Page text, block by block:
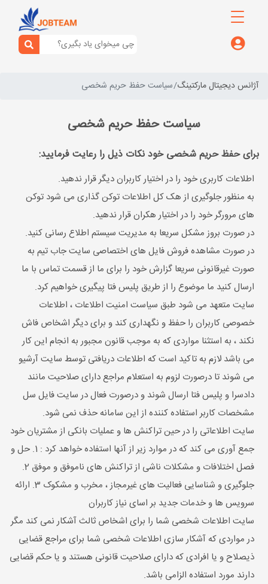
آژانس دیجیتال مارکتینگ سیاست حفظ حریم شخصی
سیاست حفظ حریم شخصی
برای حفظ حریم شخصی خود نکات ذیل را رعایت فرمایید:
اطلاعات کاربری خود را در اختیار کاربران دیگر قرار ندهید.
به منظور جلوگیری از هک کل اطلاعات توکن گذاری می شود توکن
های مرورگر خود را در اختیار هکران قرار ندهید.
در صورت بروز مشکل سریعا به مدیریت سیستم اطلاع رسانی کنید.
در صورت مشاهده فروش فایل های اختصاصی سایت جاب تیم به
صورت غیرقانونی سریعا گزارش خود را برای ما از قسمت تماس با ما
ارسال کنید ما موضوع را از طریق پلیس فتا پیگیری خواهیم کرد.
سايت متعهد می شود طبق سیاست امنیت اطلاعات ، اطلاعات
خصوصی کاربران را حفظ و نگهداری کند و برای دیگر اشخاص فاش
نکند ، به استثنا مواردی که به موجب قانون مجبور به انجام این کار
می باشد لازم به تاکید است که اطلاعات دریافتی توسط سایت آرشیو
می شوند تا درصورت لزوم به استعلام مراجع دارای صلاحیت مانند
دادسرا و پلیس فتا ارسال شوند و درصورت فعال در سایت فایل سل
مشخصات کاربر استفاده کننده از این سامانه حذف نمی شود.
سايت اطلاعاتی را در حین تراکنش ها و عملیات بانکی از مشتریان خود
جمع آوری می کند که در موارد زیر از آنها استفاده خواهد کرد : 1. حل و
فصل اختلافات و مشکلات ناشی از تراکنش های ناموفق و موفق 2.
جلوگیری و شناسایی فعالیت های غیرمجاز ، مخرب و مشکوک 3. ارائه
سرویس ها و خدمات جدید بر اسای نیاز کاربران
سايت اطلاعات شخصی شما را برای اشخاص ثالث آشکار نمی کند مگر
در مواردی که آشکار سازی اطلاعات شخصی شما برای مراجع قضایی
ذیصلاح و یا افرادی که دارای صلاحیت قانونی هستند و یا حکم قضایی
دارند مورد استفاده الزامی باشد.